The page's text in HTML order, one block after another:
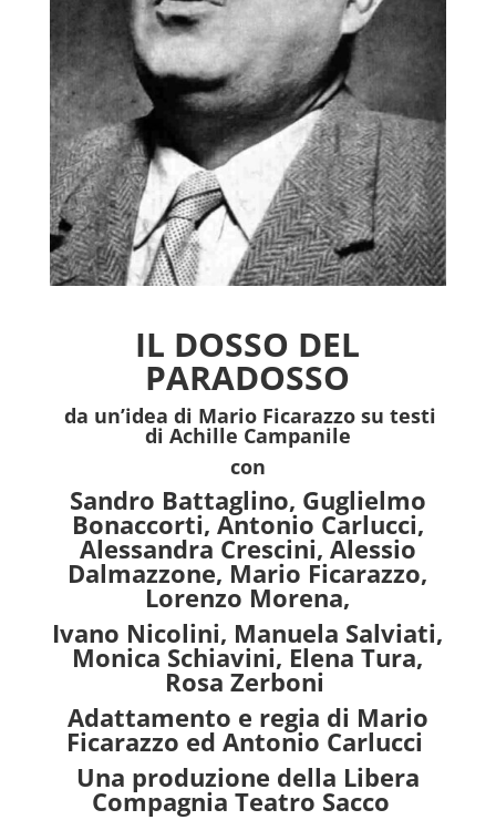
IL DOSSO DEL
PARADOSSO
da un’idea di Mario Ficarazzo su testi
di Achille Campanile
con
Sandro Battaglino, Guglielmo
Bonaccorti, Antonio Carlucci,
Alessandra Crescini, Alessio
Dalmazzone, Mario Ficarazzo,
Lorenzo Morena,
Ivano Nicolini, Manuela Salviati,
Monica Schiavini, Elena Tura,
Rosa Zerboni
Adattamento e regia di Mario
Ficarazzo ed Antonio Carlucci
Una produzione della Libera
Compagnia Teatro Sacco